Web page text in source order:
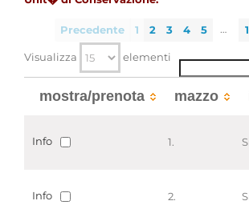
Estensioni
cronologiche
con docc. in
Consistenza
139 bb.
Qualifica
-
Ferrero Fieschi di Masserano
Precedente 1 2 3 4 5 …
Visualizza elementi
mostra/prenota mazzo
Info 1.
Info 2.